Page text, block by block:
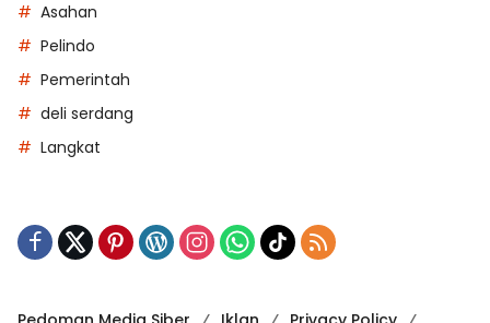
Asahan
Pelindo
Pemerintah
deli serdang
Langkat